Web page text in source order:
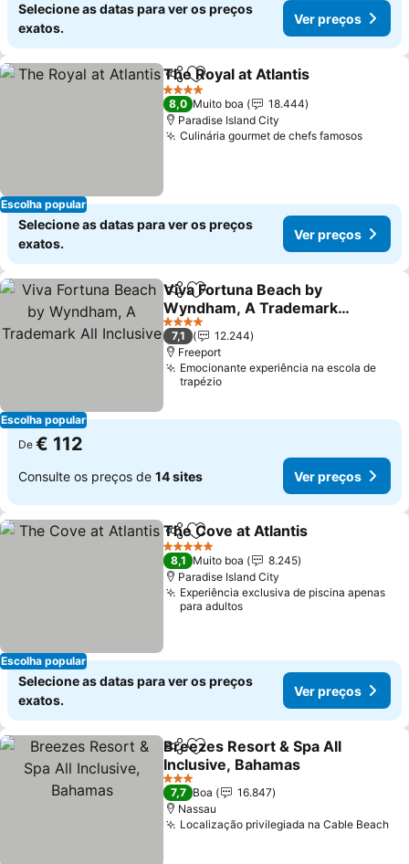
Selecione as datas para ver os preços
exatos.
Ver preços
Escolha popular
PartilharAdicionar aos favoritos
The Royal at Atlantis
4 Estrelas
8,0 Muito boa
18.444
Paradise Island City
Culinária gourmet de chefs famosos
Selecione as datas para ver os preços
exatos.
Ver preços
Escolha popular
PartilharAdicionar aos favoritos
Viva Fortuna Beach by
Wyndham, A Trademark
All Inclusive
4 Estrelas
7,1
12.244
Freeport
Emocionante experiência na escola de
trapézio
De € 112
Consulte os preços de 14 sites Ver preços
Escolha popular
PartilharAdicionar aos favoritos
The Cove at Atlantis
5 Estrelas
8,1 Muito boa
8.245
Paradise Island City
Experiência exclusiva de piscina apenas
para adultos
Selecione as datas para ver os preços
exatos.
Ver preços
PartilharAdicionar aos favoritos
Breezes Resort & Spa All
Inclusive, Bahamas
3 Estrelas
7,7 Boa
16.847
Nassau
Localização privilegiada na Cable Beach